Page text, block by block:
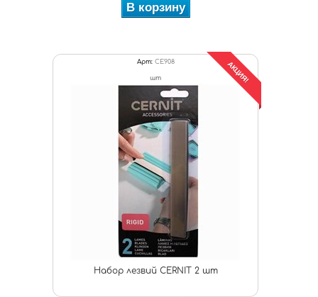
В корзину
Арт: CE908
шт
Набор лезвий CERNIT 2 шт
АКЦИЯ!